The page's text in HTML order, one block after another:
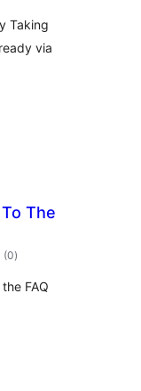
Taking
via
The
(0tổng
đánh
)
FAQ